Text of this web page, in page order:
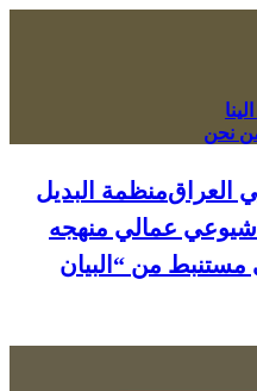
منظمة البديل
شيوعي عمالي منهجه
من “البيان